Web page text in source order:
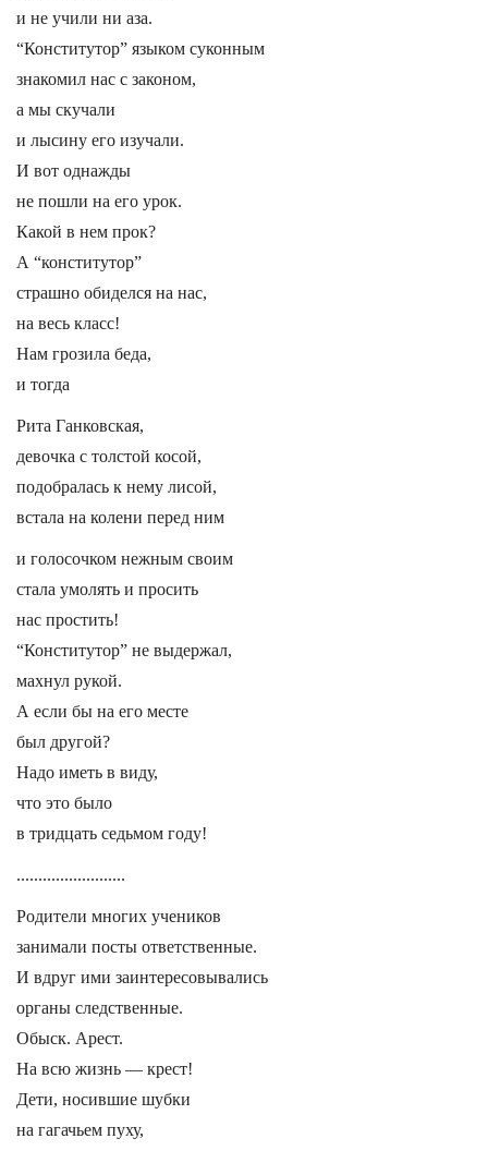
и не учили ни аза.
“Конститутор” языком суконным
знакомил нас с законом,
а мы скучали
и лысину его изучали.
И вот однажды
не пошли на его урок.
Какой в нем прок?
А “конститутор”
страшно обиделся на нас,
на весь класс!
Нам грозила беда,
и тогда
Рита Ганковская,
девочка с толстой косой,
подобралась к нему лисой,
встала на колени перед ним
и голосочком нежным своим
стала умолять и просить
нас простить!
“Конститутор” не выдержал,
махнул рукой.
А если бы на его месте
был другой?
Надо иметь в виду,
что это было
в тридцать седьмом году!
.........................
Родители многих учеников
занимали посты ответственные.
И вдруг ими заинтересовывались
органы следственные.
Обыск. Арест.
На всю жизнь — крест!
Дети, носившие шубки
на гагачьем пуху,